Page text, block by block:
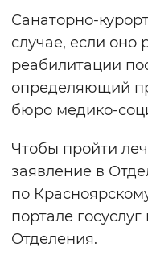
Воспроизвести
Санаторно-
случае, если
реабилитации
определяющий
бюро медико-
Чтобы пройти
заявление в
по
портале
Отделения.